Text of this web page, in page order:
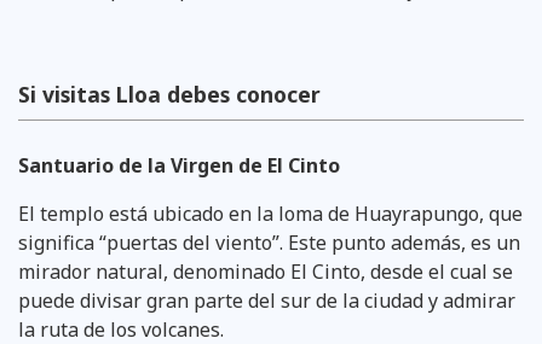
Si visitas Lloa debes conocer
Santuario de la Virgen de El Cinto
El templo está ubicado en la loma de Huayrapungo, que
significa “puertas del viento”. Este punto además, es un
mirador natural, denominado El Cinto, desde el cual se
puede divisar gran parte del sur de la ciudad y admirar
la ruta de los volcanes.